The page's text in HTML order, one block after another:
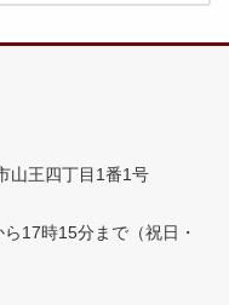
王四丁目1番1号
ら17時15分まで （祝日・